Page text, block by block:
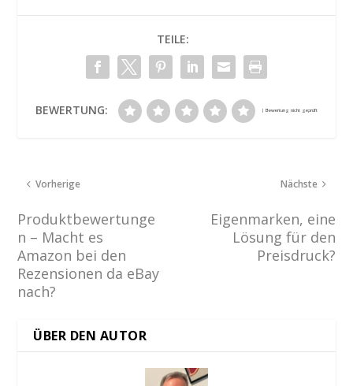
TEILE:
BEWERTUNG:
Vorherige
Produktbewertunge
n – Macht es
Amazon bei den
Rezensionen da eBay
nach?
Nächste
Eigenmarken, eine
Lösung für den
Preisdruck?
ÜBER DEN AUTOR